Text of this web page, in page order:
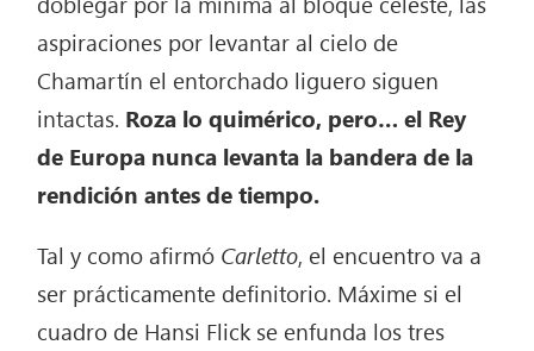
aspiraciones por levantar al cielo de
Chamartín el entorchado liguero siguen
intactas. Roza lo quimérico, pero… el Rey
de Europa nunca levanta la bandera de la
rendición antes de tiempo.
Tal y como afirmó Carletto, el encuentro va a
ser prácticamente definitorio. Máxime si el
cuadro de Hansi Flick se enfunda los tres